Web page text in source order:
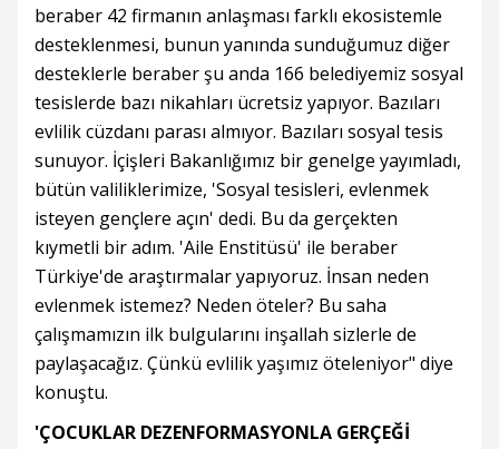
beraber 42 firmanın anlaşması farklı ekosistemle
desteklenmesi, bunun yanında sunduğumuz diğer
desteklerle beraber şu anda 166 belediyemiz sosyal
tesislerde bazı nikahları ücretsiz yapıyor. Bazıları
evlilik cüzdanı parası almıyor. Bazıları sosyal tesis
sunuyor. İçişleri Bakanlığımız bir genelge yayımladı,
bütün valiliklerimize, 'Sosyal tesisleri, evlenmek
isteyen gençlere açın' dedi. Bu da gerçekten
kıymetli bir adım. 'Aile Enstitüsü' ile beraber
Türkiye'de araştırmalar yapıyoruz. İnsan neden
evlenmek istemez? Neden öteler? Bu saha
çalışmamızın ilk bulgularını inşallah sizlerle de
paylaşacağız. Çünkü evlilik yaşımız öteleniyor" diye
konuştu.
'ÇOCUKLAR DEZENFORMASYONLA GERÇEĞİ